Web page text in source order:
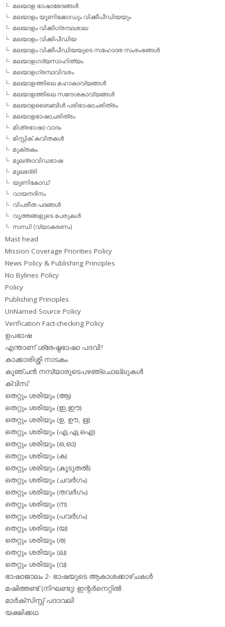
മലയാള ഭാഷാഭേദങ്ങള്‍
മലയാളം യൂണിക്കോഡും വിക്കീപീഡിയയും
മലയാളം വിക്കിഗ്രന്ഥശാല
മലയാളം വിക്കിപീഡിയ
മലയാളം വിക്കീപീഡിയയുടെ സഹോദര സംരംഭങ്ങള്‍
മലയാളഗദ്യസാഹിത്യം
മലയാളഗ്രന്ഥവിവരം
മലയാളത്തിലെ മഹാകാവ്യങ്ങള്‍
മലയാളത്തിലെ സന്ദേശകാവ്യങ്ങള്‍
മലയാളബൈബിള്‍ പരിഭാഷാചരിത്രം
മലയാളഭാഷാചരിത്രം
മിശ്രഭാഷാ വാദം
മിസ്റ്റിക് കവിതകള്‍
മുക്തകം
മൂലദ്രാവിഡഭാഷ
മൂലഭദ്രി
യൂണികോഡ്
വായനദിനം
വിപരീത പദങ്ങള്‍
വൃത്തങ്ങളുടെ പേരുകള്‍
സന്ധി (വ്യാകരണം)
Mast head
Mission Coverage Priorities Policy
News Policy & Publishing Principles
No Bylines Policy
Policy
Publishing Principles
UnNamed Source Policy
Verification Fact-checking Policy
ഉപഭാഷ
എന്താണ് ശ്രേഷ്ഠഭാഷാ പദവി?
കാക്കാരിശ്ശി നാടകം
കുഞ്ചന്‍ നമ്പ്യാരുടെപഴഞ്ചൊല്ലുകള്‍
ക്വിസ്
തെറ്റും ശരിയും (ആ)
തെറ്റും ശരിയും (ഇ,ഈ)
തെറ്റും ശരിയും (ഉ, ഊ, ഋ)
തെറ്റും ശരിയും (എ,ഏ,ഐ)
തെറ്റും ശരിയും (ഒ,ഓ)
തെറ്റും ശരിയും (ക)
തെറ്റും ശരിയും (കൂടുതല്‍)
തെറ്റും ശരിയും (ചവര്‍ഗം)
തെറ്റും ശരിയും (തവര്‍ഗം)
തെറ്റും ശരിയും (ന)
തെറ്റും ശരിയും (പവര്‍ഗം)
തെറ്റും ശരിയും (യ)
തെറ്റും ശരിയും (ര)
തെറ്റും ശരിയും (ല)
തെറ്റും ശരിയും (വ)
ഭാഷാജാലം 2- ഭാഷയുടെ ആകാശക്കാഴ്ചകള്‍
മഷിത്തണ്ട് (നിഘണ്ടു) ഇന്റര്‍നെറ്റില്‍
മാര്‍ക്‌സിസ്റ്റ് പദാവലി
യക്ഷിക്കഥ